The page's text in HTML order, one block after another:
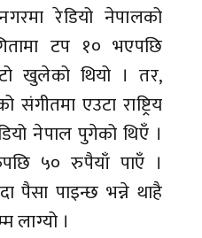
रेडियो नेपालको
टप १० भएपछि
खुलेको थियो । तर,
एउटा राष्ट्रिय
नेपाल पुगेको थिएँ ।
५० रुपैयाँ पाएँ ।
पैसा पाइन्छ भन्ने थाहै
लाग्यो ।